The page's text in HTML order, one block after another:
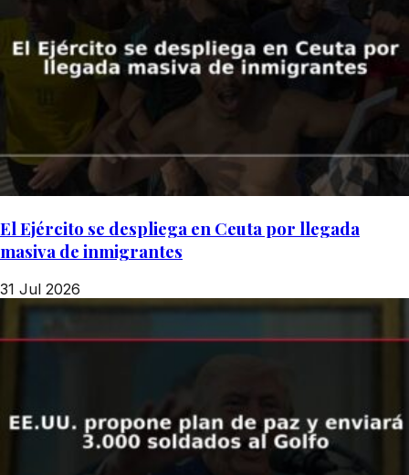
El Ejército se despliega en Ceuta por llegada
masiva de inmigrantes
31 Jul 2026